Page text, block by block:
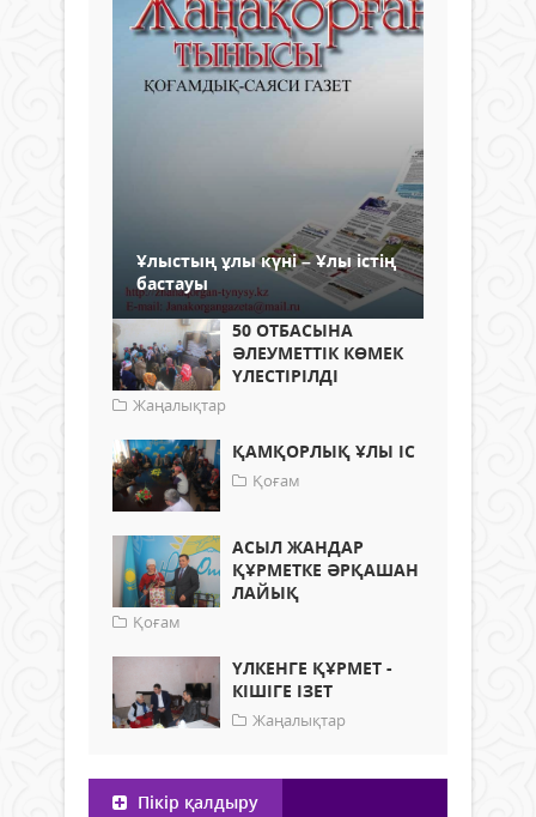
Ұлыстың ұлы күні – Ұлы істің
бастауы
50 ОТБАСЫНА
ӘЛЕУМЕТТІК КӨМЕК
ҮЛЕСТІРІЛДІ
Жаңалықтар
ҚАМҚОРЛЫҚ ҰЛЫ ІС
Қоғам
АСЫЛ ЖАНДАР
ҚҰРМЕТКЕ ӘРҚАШАН
ЛАЙЫҚ
Қоғам
ҮЛКЕНГЕ ҚҰРМЕТ -
КІШІГЕ ІЗЕТ
Жаңалықтар
Пікір қалдыру